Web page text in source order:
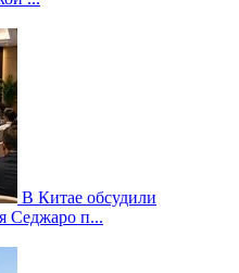
В Китае обсудили
Седжаро п...